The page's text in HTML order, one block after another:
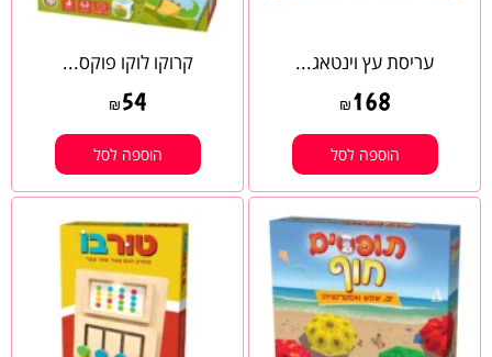
עריסת עץ וינטאג...
₪ 168
הוספה לסל
קרוקו לוקו פוקס...
₪ 54
הוספה לסל